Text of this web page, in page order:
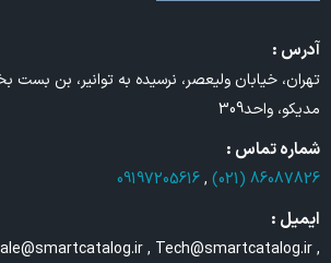
آدرس :
تهران، خیابان ولیعصر، نرسیده به توانیر، بن
مدیکو، واحد309
شماره تماس :
86087826 (021)
,
09197205616
ایمیل :
, Tech@smartcatalog.ir ,